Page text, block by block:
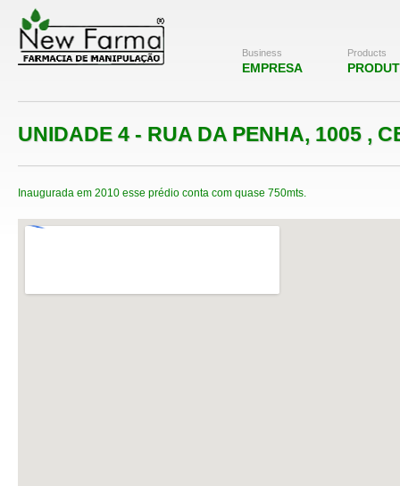
Products
Business
EMPRESA
UNIDADE 4 - RUA DA PENHA, 1005 ,
Inaugurada em 2010 esse prédio conta com quase 750mts.